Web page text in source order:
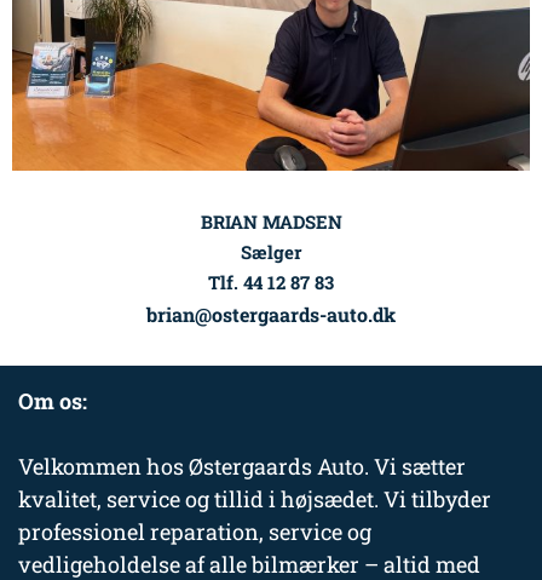
BRIAN MADSEN
Sælger
Tlf. 44 12 87 83
brian@ostergaards-auto.dk
Om os:
Velkommen hos Østergaards Auto. Vi sætter
kvalitet, service og tillid i højsædet. Vi tilbyder
professionel reparation, service og
vedligeholdelse af alle bilmærker – altid med